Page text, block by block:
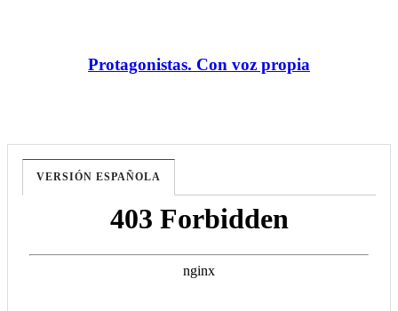
Protagonistas. Con voz propia
VERSIÓN ESPAÑOLA